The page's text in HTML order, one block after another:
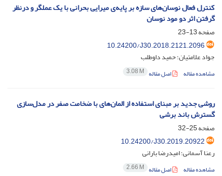
کنترل فعال نوسان‌های سازه بر پایه‌ی میرایی بحرانی با یک عملگر و درنظر
گرفتن اثر دو مود نوسان
صفحه13-23
10.24200/J30.2018.2121.2096
جواد علامتیان؛ حمید داوطلب
مشاهده مقاله اصل مقاله 3.08 M
روشی جدید بر مبنای استفاده از المان‌های با ضخامت صفر در مدل‌سازی
گسترش باند برشی
صفحه25-32
10.24200/J30.2019.20922
رعنا آسمانی؛ امیدرضا بارانی
مشاهده مقاله اصل مقاله 2.66 M